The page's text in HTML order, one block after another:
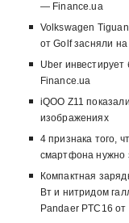
— Finance.ua
Volkswagen
от Golf засняли
Uber
Finance.ua
iQOO Z11
изображениях
4 признака того,
смартфона нужно
Компактная
Вт и нитридом
Pandaer PTC16